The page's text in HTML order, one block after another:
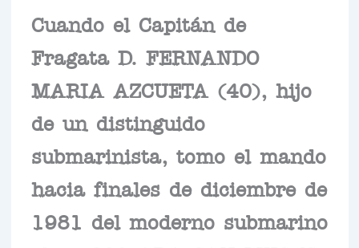
Cuando el Capitán de
Fragata D. FERNANDO
MARIA AZCUETA (40), hijo
de un distinguido
submarinista, tomo el mando
hacia finales de diciembre de
1981 del moderno submarino